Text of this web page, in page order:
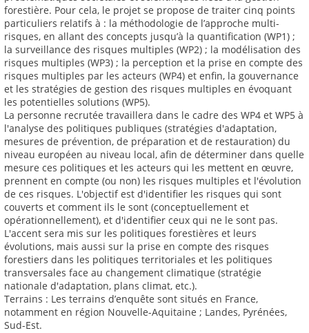
forestière. Pour cela, le projet se propose de traiter cinq points
particuliers relatifs à : la méthodologie de l’approche multi-
risques, en allant des concepts jusqu’à la quantification (WP1) ;
la surveillance des risques multiples (WP2) ; la modélisation des
risques multiples (WP3) ; la perception et la prise en compte des
risques multiples par les acteurs (WP4) et enfin, la gouvernance
et les stratégies de gestion des risques multiples en évoquant
les potentielles solutions (WP5).
La personne recrutée travaillera dans le cadre des WP4 et WP5 à
l'analyse des politiques publiques (stratégies d'adaptation,
mesures de prévention, de préparation et de restauration) du
niveau européen au niveau local, afin de déterminer dans quelle
mesure ces politiques et les acteurs qui les mettent en œuvre,
prennent en compte (ou non) les risques multiples et l'évolution
de ces risques. L'objectif est d'identifier les risques qui sont
couverts et comment ils le sont (conceptuellement et
opérationnellement), et d'identifier ceux qui ne le sont pas.
L'accent sera mis sur les politiques forestières et leurs
évolutions, mais aussi sur la prise en compte des risques
forestiers dans les politiques territoriales et les politiques
transversales face au changement climatique (stratégie
nationale d'adaptation, plans climat, etc.).
Terrains : Les terrains d’enquête sont situés en France,
notamment en région Nouvelle-Aquitaine ; Landes, Pyrénées,
Sud-Est.